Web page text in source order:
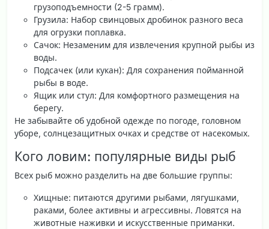
грузоподъемности (2-5 грамм).
Грузила: Набор свинцовых дробинок разного веса
для огрузки поплавка.
Сачок: Незаменим для извлечения крупной рыбы из
воды.
Подсачек (или кукан): Для сохранения пойманной
рыбы в воде.
Ящик или стул: Для комфортного размещения на
берегу.
Не забывайте об удобной одежде по погоде, головном
уборе, солнцезащитных очках и средстве от насекомых.
Кого ловим: популярные виды рыб
Всех рыб можно разделить на две большие группы:
Хищные: питаются другими рыбами, лягушками,
раками, более активны и агрессивны. Ловятся на
животные наживки и искусственные приманки.